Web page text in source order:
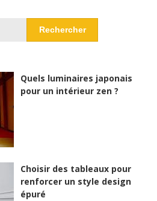
Quels luminaires japonais
pour un intérieur zen ?
Choisir des tableaux pour
renforcer un style design
épuré